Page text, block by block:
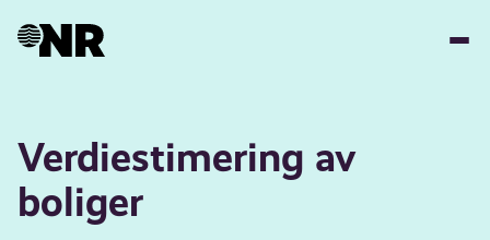
Verdiestimering av
boliger